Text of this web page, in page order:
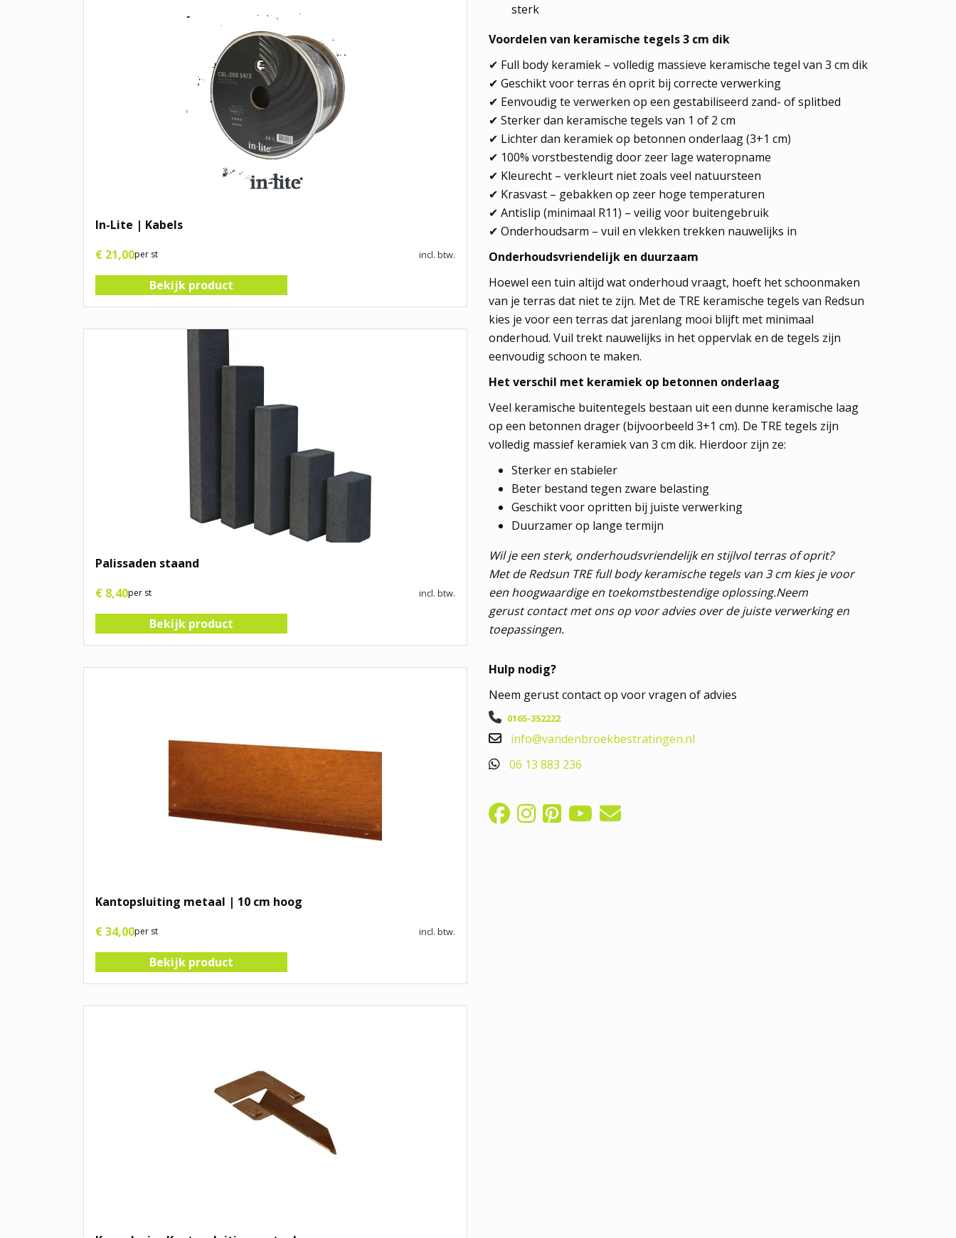
In-Lite | Kabels
€ 21,00 incl. btw.
per st
Bekijk product
Palissaden staand
€ 8,40 incl. btw.
per st
Bekijk product
Kantopsluiting metaal | 10 cm hoog
€34,00 incl. btw.
per st
Bekijk product
sterk
Voordelen van keramische tegels 3 cm dik
✔ Full body keramiek – volledig massieve keramische tegel van 3 cm dik
✔ Geschikt voor terras én oprit bij correcte verwerking
✔ Eenvoudig te verwerken op een gestabiliseerd zand- of splitbed
✔ Sterker dan keramische tegels van 1 of 2 cm
✔ Lichter dan keramiek op betonnen onderlaag (3+1 cm)
✔ 100% vorstbestendig door zeer lage wateropname
✔ Kleurecht – verkleurt niet zoals veel natuursteen
✔ Krasvast – gebakken op zeer hoge temperaturen
✔ Antislip (minimaal R11) – veilig voor buitengebruik
✔ Onderhoudsarm – vuil en vlekken trekken nauwelijks in
Onderhoudsvriendelijk en duurzaam
Hoewel een tuin altijd wat onderhoud vraagt, hoeft het schoonmaken
van je terras dat niet te zijn. Met de TRE keramische tegels van Redsun
kies je voor een terras dat jarenlang mooi blijft met minimaal
onderhoud. Vuil trekt nauwelijks in het oppervlak en de tegels zijn
eenvoudig schoon te maken.
Het verschil met keramiek op betonnen onderlaag
Veel keramische buitentegels bestaan uit een dunne keramische laag
op een betonnen drager (bijvoorbeeld 3+1 cm). De TRE tegels zijn
volledig massief keramiek van 3 cm dik. Hierdoor zijn ze:
Sterker en stabieler
Beter bestand tegen zware belasting
Geschikt voor opritten bij juiste verwerking
Duurzamer op lange termijn
Wil je een sterk, onderhoudsvriendelijk en stijlvol terras of oprit?
Met de Redsun TRE full body keramische tegels van 3 cm kies je voor
een hoogwaardige en toekomstbestendige oplossing.Neem
gerust contact met ons op voor advies over de juiste verwerking en
toepassingen.
Hulp nodig?
Neem gerust contact op voor vragen of advies
0165-352222
info@vandenbroekbestratingen.nl
06 13 883 236